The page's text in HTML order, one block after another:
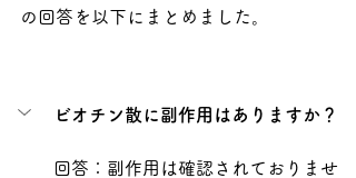
の回答を以下にまとめました。
ビオチン散に副作用はありますか？
回答：副作用は確認されておりませ